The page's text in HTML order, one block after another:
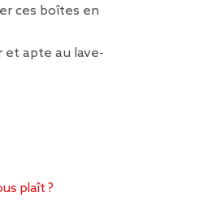
ces boîtes en
et apte au lave-
plaît ?